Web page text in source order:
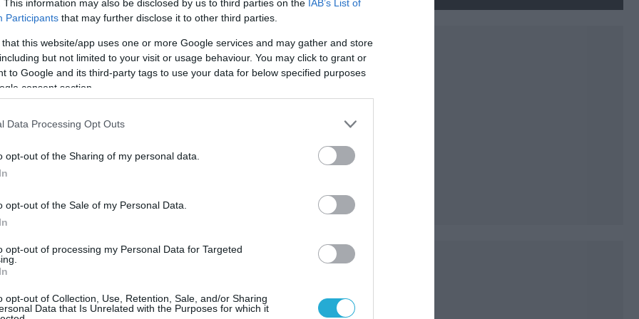
This information may also be disclosed by us to third parties on the IAB’s List of
Participants that may further disclose it to other third parties.
that this website/app uses one or more Google services and may gather and store
but not limited to your visit or usage behaviour. You may click to grant or
to Google and its third-party tags to use your data for below specified purposes
consent section.
Data Processing Opt Outs
opt-out of the Sharing of my personal data.
opt-out of the Sale of my Personal Data.
opt-out of processing my Personal Data for Targeted
opt-out of Collection, Use, Retention, Sale, and/or Sharing
Data that Is Unrelated with the Purposes for which it